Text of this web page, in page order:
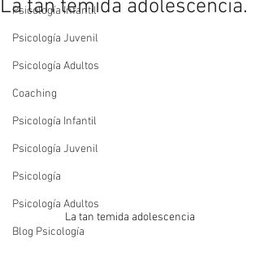
Psicología Infantil
Psicología Juvenil
Psicología Adultos
Coaching
Psicología Infantil
Psicología Juvenil
Psicología
Psicología Adultos
Blog Psicología
La tan temida adolescencia.
La tan temida adolescencia